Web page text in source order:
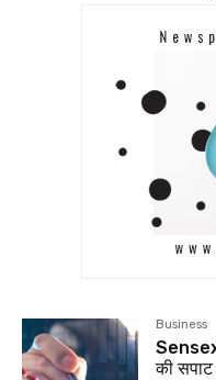
Business
की